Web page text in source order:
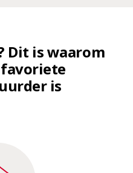
Dit is waarom
is